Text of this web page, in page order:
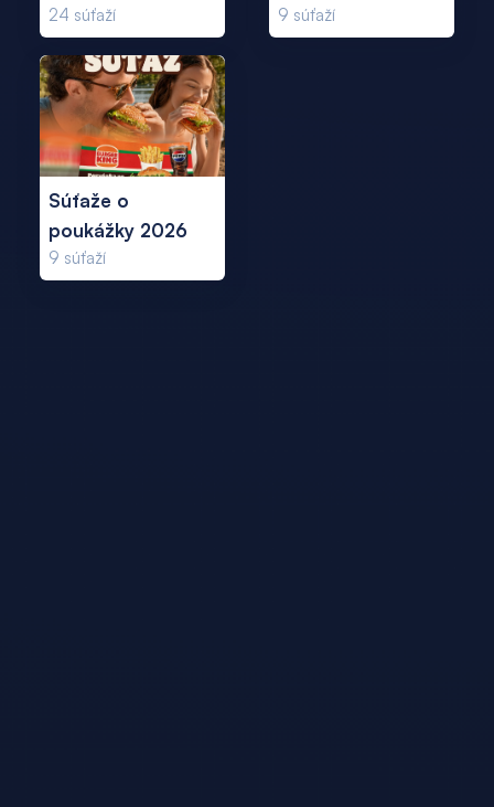
24 súťaží 9 súťaží
Súťaže o
poukážky 2026
9 súťaží